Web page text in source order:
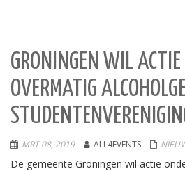
GRONINGEN WIL ACTIE
OVERMATIG
MRT 08, 2019 ALL4EVENTS
De gemeente Groningen wil actie